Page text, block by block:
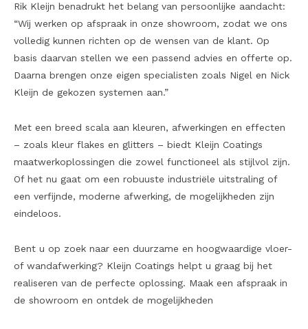
Rik Kleijn benadrukt het belang van persoonlijke aandacht:
“Wij werken op afspraak in onze showroom, zodat we ons
volledig kunnen richten op de wensen van de klant. Op
basis daarvan stellen we een passend advies en offerte op.
Daarna brengen onze eigen specialisten zoals Nigel en Nick
Kleijn de gekozen systemen aan.”
Met een breed scala aan kleuren, afwerkingen en effecten
– zoals kleur flakes en glitters – biedt Kleijn Coatings
maatwerkoplossingen die zowel functioneel als stijlvol zijn.
Of het nu gaat om een robuuste industriële uitstraling of
een verfijnde, moderne afwerking, de mogelijkheden zijn
eindeloos.
Bent u op zoek naar een duurzame en hoogwaardige vloer-
of wandafwerking? Kleijn Coatings helpt u graag bij het
realiseren van de perfecte oplossing. Maak een afspraak in
de showroom en ontdek de mogelijkheden